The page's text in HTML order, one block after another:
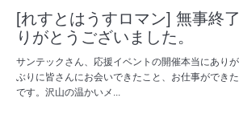
[れすとはうすロマン] 無事終
りがとうございました。
サンテックさん、応援イベントの開催本当にあり
ぶりに皆さんにお会いできたこと、お仕事ができ
です。沢山の温かいメ...